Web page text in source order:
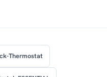
Thermostat